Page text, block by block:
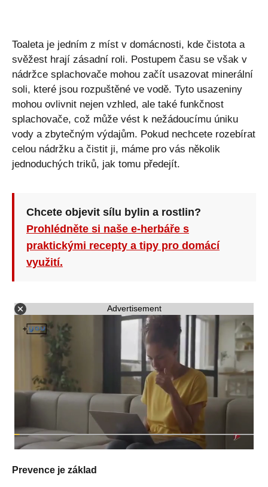
Toaleta je jedním z míst v domácnosti, kde čistota a
svěžest hrají zásadní roli. Postupem času se však v
nádržce splachovače mohou začít usazovat minerální
soli, které jsou rozpuštěné ve vodě. Tyto usazeniny
mohou ovlivnit nejen vzhled, ale také funkčnost
splachovače, což může vést k nežádoucímu úniku
vody a zbytečným výdajům. Pokud nechcete rozebírat
celou nádržku a čistit ji, máme pro vás několik
jednoduchých triků, jak tomu předejít.
Chcete objevit sílu bylin a rostlin?
Prohlédněte si naše e-herbáře s
praktickými recepty a tipy pro domácí
využití.
Advertisement
Prevence je základ